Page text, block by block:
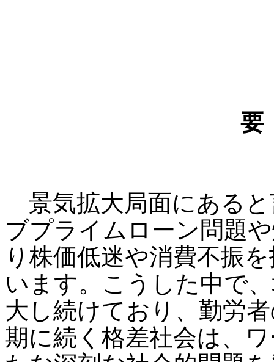
景気拡大局面にある
ブプライムローン問題
り株価低迷や消費不振
います。こうした中で
大し続けており、勤労
期に続く格差社会は、